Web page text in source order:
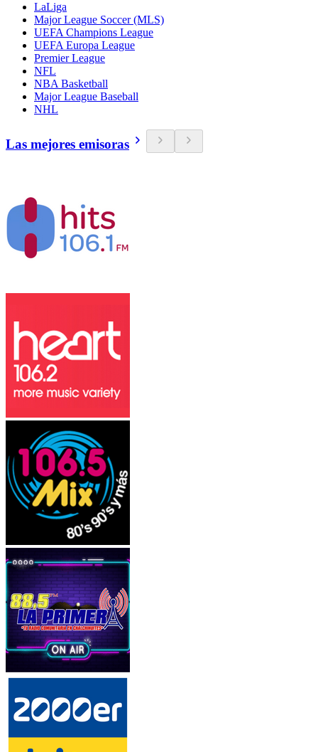
LaLiga
Major League Soccer (MLS)
UEFA Champions League
UEFA Europa League
Premier League
NFL
NBA Basketball
Major League Baseball
NHL
Las mejores emisoras